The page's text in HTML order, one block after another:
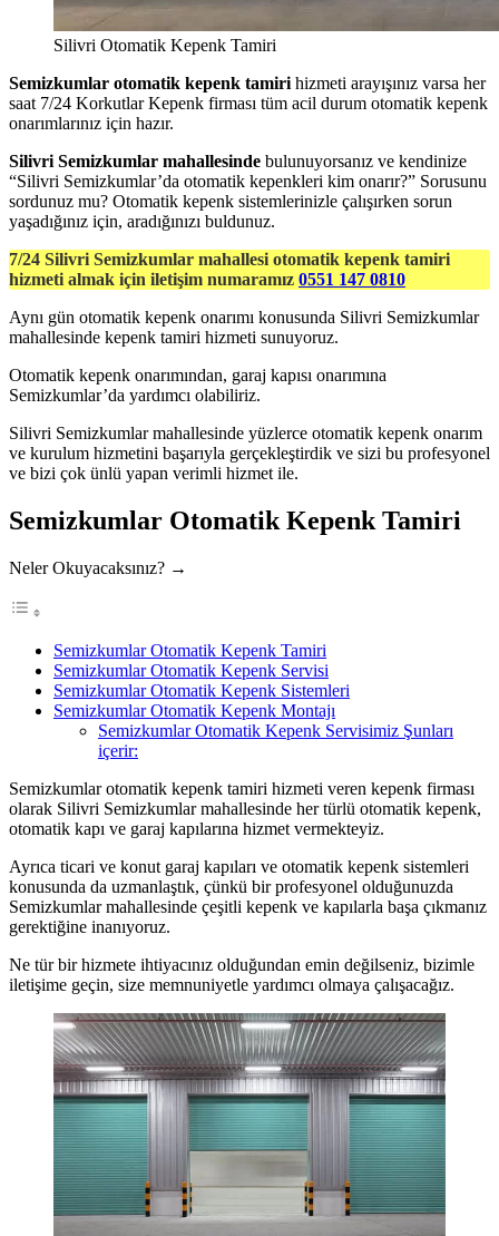
Silivri Otomatik Kepenk Tamiri
Semizkumlar otomatik kepenk tamiri hizmeti arayışınız varsa her
saat 7/24 Korkutlar Kepenk firması tüm acil durum otomatik kepenk
onarımlarınız için hazır.
Silivri Semizkumlar mahallesinde bulunuyorsanız ve kendinize
“Silivri Semizkumlar’da otomatik kepenkleri kim onarır?” Sorusunu
sordunuz mu? Otomatik kepenk sistemlerinizle çalışırken sorun
yaşadığınız için, aradığınızı buldunuz.
7/24 Silivri Semizkumlar mahallesi otomatik kepenk tamiri
hizmeti almak için iletişim numaramız 0551 147 0810
Aynı gün otomatik kepenk onarımı konusunda Silivri Semizkumlar
mahallesinde kepenk tamiri hizmeti sunuyoruz.
Otomatik kepenk onarımından, garaj kapısı onarımına
Semizkumlar’da yardımcı olabiliriz.
Silivri Semizkumlar mahallesinde yüzlerce otomatik kepenk onarım
ve kurulum hizmetini başarıyla gerçekleştirdik ve sizi bu profesyonel
ve bizi çok ünlü yapan verimli hizmet ile.
Semizkumlar Otomatik Kepenk Tamiri
Neler Okuyacaksınız? →
Semizkumlar Otomatik Kepenk Tamiri
Semizkumlar Otomatik Kepenk Servisi
Semizkumlar Otomatik Kepenk Sistemleri
Semizkumlar Otomatik Kepenk Montajı
Semizkumlar Otomatik Kepenk Servisimiz Şunları
içerir:
Semizkumlar otomatik kepenk tamiri hizmeti veren kepenk firması
olarak Silivri Semizkumlar mahallesinde her türlü otomatik kepenk,
otomatik kapı ve garaj kapılarına hizmet vermekteyiz.
Ayrıca ticari ve konut garaj kapıları ve otomatik kepenk sistemleri
konusunda da uzmanlaştık, çünkü bir profesyonel olduğunuzda
Semizkumlar mahallesinde çeşitli kepenk ve kapılarla başa çıkmanız
gerektiğine inanıyoruz.
Ne tür bir hizmete ihtiyacınız olduğundan emin değilseniz, bizimle
iletişime geçin, size memnuniyetle yardımcı olmaya çalışacağız.